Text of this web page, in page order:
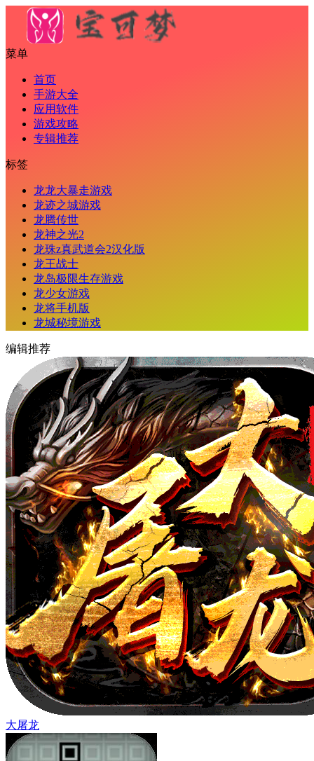
菜单
首页
手游大全
应用软件
游戏攻略
专辑推荐
标签
龙龙大暴走游戏
龙迹之城游戏
龙腾传世
龙神之光2
龙珠z真武道会2汉化版
龙王战士
龙岛极限生存游戏
龙少女游戏
龙将手机版
龙城秘境游戏
编辑推荐
大屠龙